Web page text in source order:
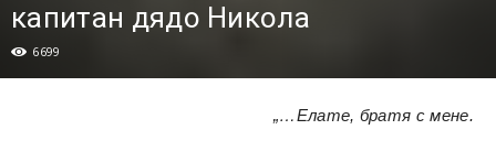
капитан дядо Никола
6699
„…Елате, братя с мене.